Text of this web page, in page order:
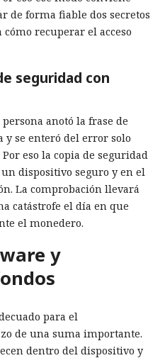
de forma fiable dos secretos
recuperar el acceso
seguridad con
anotó la frase de
y se enteró del error solo
eso la copia de seguridad
dispositivo seguro y en el
La comprobación llevará
catástrofe el día en que
el monedero.
y
para el
de una suma importante.
dentro del dispositivo y